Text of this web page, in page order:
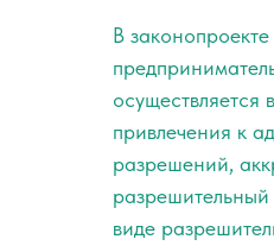
В
осуществляется
привлечения к
разрешений,
виде